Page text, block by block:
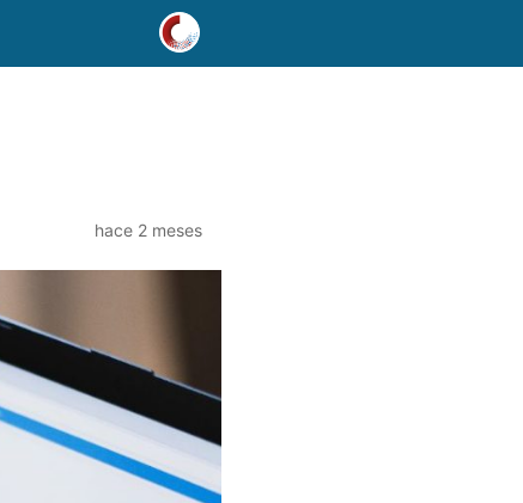
hace 2 meses